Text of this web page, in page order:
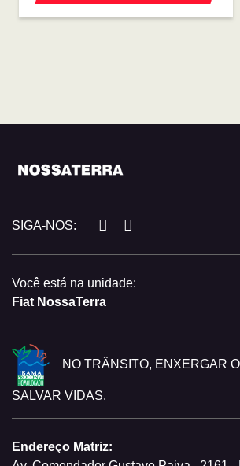
SIGA-NOS:
Você está na unidade:
Fiat NossaTerra
NO TRÂNSITO, ENXERGAR
SALVAR VIDAS.
Endereço Matriz: